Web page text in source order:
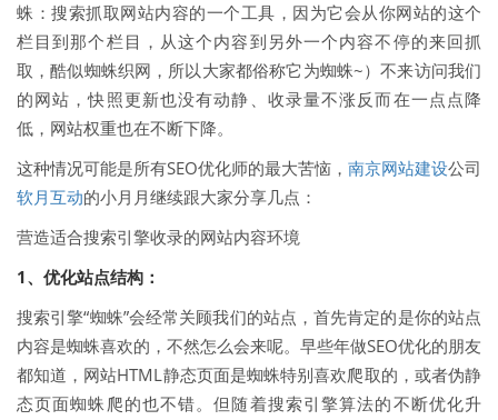
蛛：搜索抓取网站内容的一个工具，因为它会从你网站的这个
栏目到那个栏目，从这个内容到另外一个内容不停的来回抓
取，酷似蜘蛛织网，所以大家都俗称它为蜘蛛~）不来访问我们
的网站，快照更新也没有动静、收录量不涨反而在一点点降
低，网站权重也在不断下降。
这种情况可能是所有SEO优化师的最大苦恼， 南京网站建设公司
软月互动的小月月继续跟大家分享几点：
营造适合搜索引擎收录的网站内容环境
1、优化站点结构：
搜索引擎“蜘蛛”会经常关顾我们的站点，首先肯定的是你的站点
内容是蜘蛛喜欢的，不然怎么会来呢。早些年做SEO优化的朋友
都知道，网站HTML静态页面是蜘蛛特别喜欢爬取的，或者伪静
态页面蜘蛛爬的也不错。但随着搜索引擎算法的不断优化升